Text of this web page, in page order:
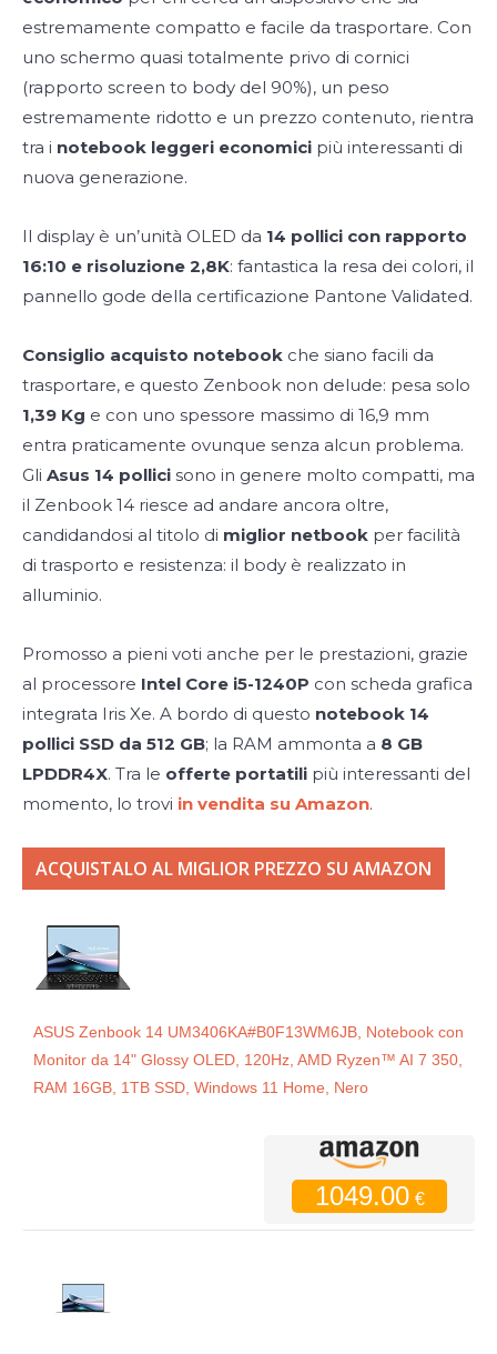
estremamente compatto e facile da trasportare. Con
uno schermo quasi totalmente privo di cornici
(rapporto screen to body del 90%), un peso
estremamente ridotto e un prezzo contenuto, rientra
tra i notebook leggeri economici più interessanti di
nuova generazione.
Il display è un’unità OLED da 14 pollici con rapporto
16:10 e risoluzione 2,8K: fantastica la resa dei colori, il
pannello gode della certificazione Pantone Validated.
Consiglio acquisto notebook che siano facili da
trasportare, e questo Zenbook non delude: pesa solo
1,39 Kg e con uno spessore massimo di 16,9 mm
entra praticamente ovunque senza alcun problema.
Gli Asus 14 pollici sono in genere molto compatti, ma
il Zenbook 14 riesce ad andare ancora oltre,
candidandosi al titolo di miglior netbook per facilità
di trasporto e resistenza: il body è realizzato in
alluminio.
Promosso a pieni voti anche per le prestazioni, grazie
al processore Intel Core i5-1240P con scheda grafica
integrata Iris Xe. A bordo di questo notebook 14
pollici SSD da 512 GB; la RAM ammonta a 8 GB
LPDDR4X. Tra le offerte portatili più interessanti del
momento, lo trovi in vendita su Amazon.
ACQUISTALO AL MIGLIOR PREZZO SU AMAZON
ASUS Zenbook 14 UM3406KA#B0F13WM6JB, Notebook con
Monitor da 14" Glossy OLED, 120Hz, AMD Ryzen™ AI 7 350,
RAM 16GB, 1TB SSD, Windows 11 Home, Nero
1049.00 €